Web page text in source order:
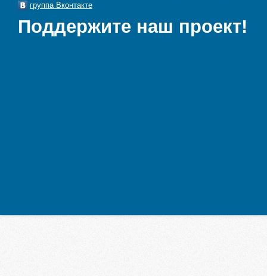
группа Вконтакте
Поддержите наш проект!